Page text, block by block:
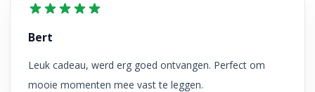
Bert
Leuk cadeau, werd erg goed ontvangen. Perfect om
mooie momenten mee vast te leggen.